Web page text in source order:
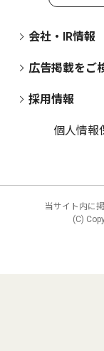
会社・IR情報
広告掲載をご
採用情報
個人情報
当サイト内に
(C)